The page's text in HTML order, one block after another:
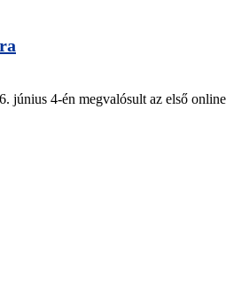
4-én megvalósult az első